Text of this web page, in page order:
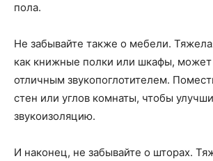
пола.
Не забывайте также о мебели.
как книжные полки или шкафы, может
отличным звукопоглотителем.
стен или углов комнаты, чтобы
звукоизоляцию.
И наконец, не забывайте о шторах.